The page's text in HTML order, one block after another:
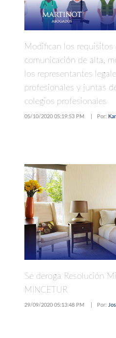
Modifican los requisitos
comunicación de alta,
los representantes
profesionales y juntas
colegios profesionales
05/10/2020 05:19:53 PM Por:
Se deroga Resolución
MINCETUR
29/09/2020 05:13:48 PM Por: